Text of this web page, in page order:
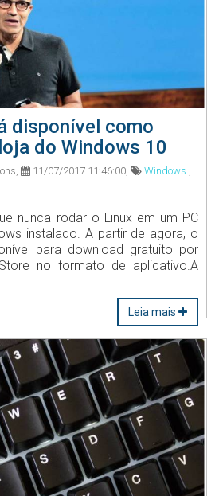
disponível como
do Windows 10
11/07/2017 11:46:00, Windows ,
nunca rodar o Linux em um PC
instalado. A partir de agora, o
para download gratuito por
no formato de aplicativo.A
Leia mais